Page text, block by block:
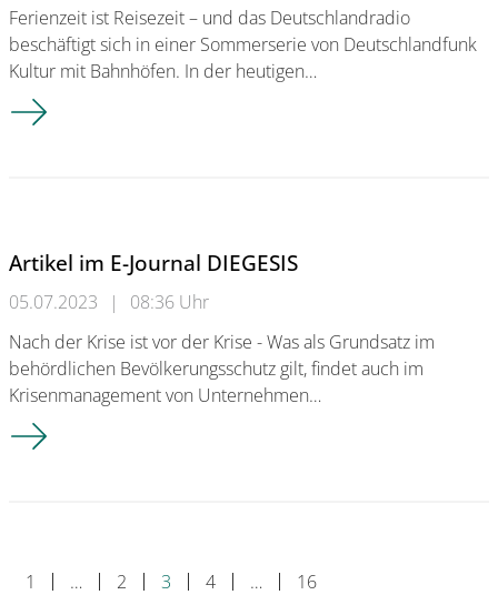
Ferienzeit ist Reisezeit – und das Deutschlandradio
beschäftigt sich in einer Sommerserie von Deutschlandfunk
Kultur mit Bahnhöfen. In der heutigen…
Interview im Deutschlandradio zur Sicherheit an Bahnhöfen
Artikel im E-Journal DIEGESIS
05.07.2023 |
08:36 Uhr
Nach der Krise ist vor der Krise - Was als Grundsatz im
behördlichen Bevölkerungsschutz gilt, findet auch im
Krisenmanagement von Unternehmen…
Artikel im E-Journal DIEGESIS
1 … 2 3 4 … 16